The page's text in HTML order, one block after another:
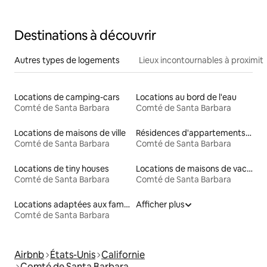
Destinations à découvrir
Autres types de logements Lieux incontournables à
Locations de camping-cars
Comté de Santa Barbara
Locations au bord de l'eau
Comté de Santa Barbara
Locations de maisons de ville
Comté de Santa Barbara
Résidences d'appartements en location
Comté de Santa Barbara
Locations de tiny houses
Comté de Santa Barbara
Locations de maisons de vacances
Comté de Santa Barbara
Locations adaptées aux familles
Comté de Santa Barbara
Afficher plus
Airbnb États-Unis Californie